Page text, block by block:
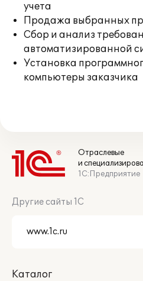
учета
Продажа выбранных
Сбор и анализ
автоматизированной
Установка
компьютеры заказчика
Отраслевые
и
1С:Предприятие
Другие сайты 1С
Каталог